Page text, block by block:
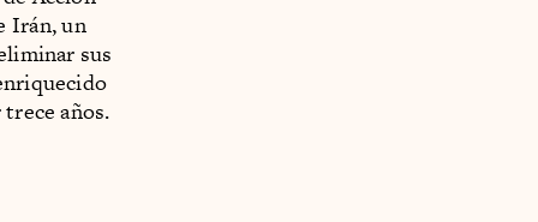
Irán, un
sus
años.